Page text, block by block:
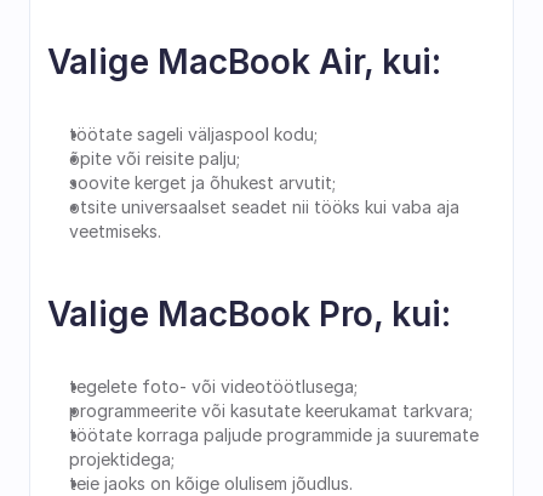
Valige MacBook Air, kui:
töötate sageli väljaspool kodu;
õpite või reisite palju;
soovite kerget ja õhukest arvutit;
otsite universaalset seadet nii tööks kui vaba aja
veetmiseks.
Valige MacBook Pro, kui:
tegelete foto- või videotöötlusega;
programmeerite või kasutate keerukamat tarkvara;
töötate korraga paljude programmide ja suuremate
projektidega;
teie jaoks on kõige olulisem jõudlus.